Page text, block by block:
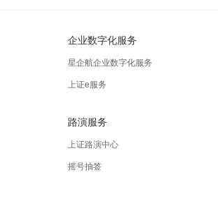
企业数字化服务
星企航企业数字化服务
上证e服务
路演服务
上证路演中心
摇号抽签